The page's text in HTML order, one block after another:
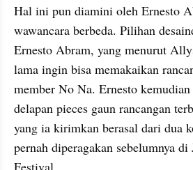
Hal ini pun diamini oleh Ernesto
wawancara berbeda. Pilihan
Ernesto Abram, yang menurut
lama ingin bisa memakaikan
member No Na. Ernesto
delapan pieces gaun rancangan
yang ia kirimkan berasal dari dua
pernah diperagakan sebelumnya di
Festival.